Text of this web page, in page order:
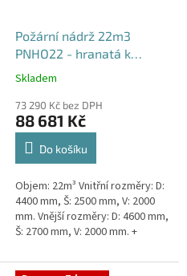
Požární nádrž 22m3
PNHO22 - hranatá k
obetonování
Průměrné
produktu
je
5,0
hvězdiček.
Skladem
73 290 Kč bez DPH
88 681 Kč
Do košíku
Objem: 22m³ Vnitřní rozměry: D:
4400 mm, Š: 2500 mm, V: 2000
mm. Vnější rozměry: D: 4600 mm,
Š: 2700 mm, V: 2000 mm. +
týdny od objednávky....